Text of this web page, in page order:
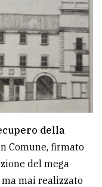
della
Comune, firmato
del mega
mai realizzato